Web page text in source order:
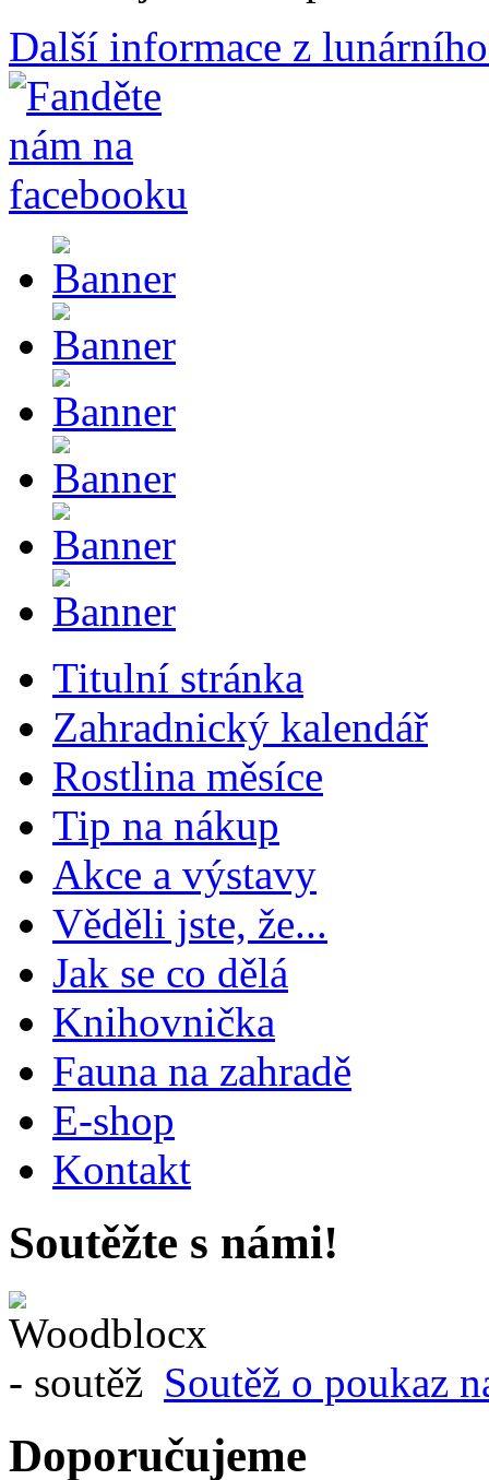
Další informace z
Titulní stránka
Zahradnický kalendář
Rostlina měsíce
Tip na nákup
Akce a výstavy
Věděli jste, že...
Jak se co dělá
Knihovnička
Fauna na zahradě
E-shop
Kontakt
Soutěžte s námi!
Soutěž o poukaz
Doporučujeme